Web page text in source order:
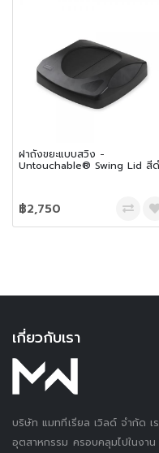
ฝาถังขยะแบบสวิง -
Untouchable® Swing Lid สี
฿2,750
เกี่ยวกับเรา
บริษัท แมททีเรียล เวิลด์ จำกัด เ
อุตสาหกรรม ครอบคลุมไปในงา